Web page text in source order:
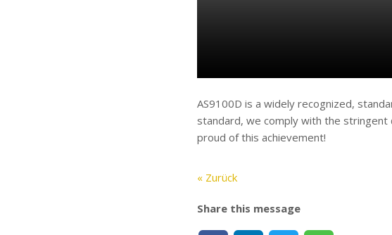
AS9100D is a widely recognized,
standard, we comply with the
proud of this achievement!
« Zurück
Share this message